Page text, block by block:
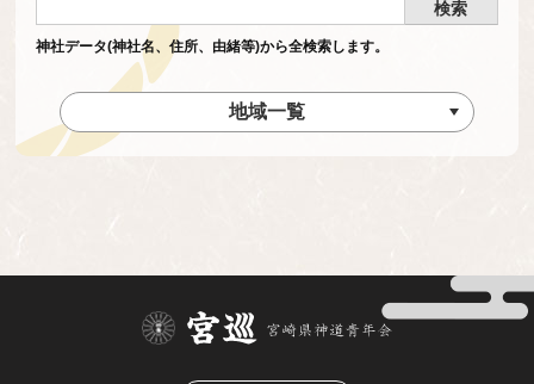
神社データ(神社名、住所、由緒等)から全検索します。
地域一覧